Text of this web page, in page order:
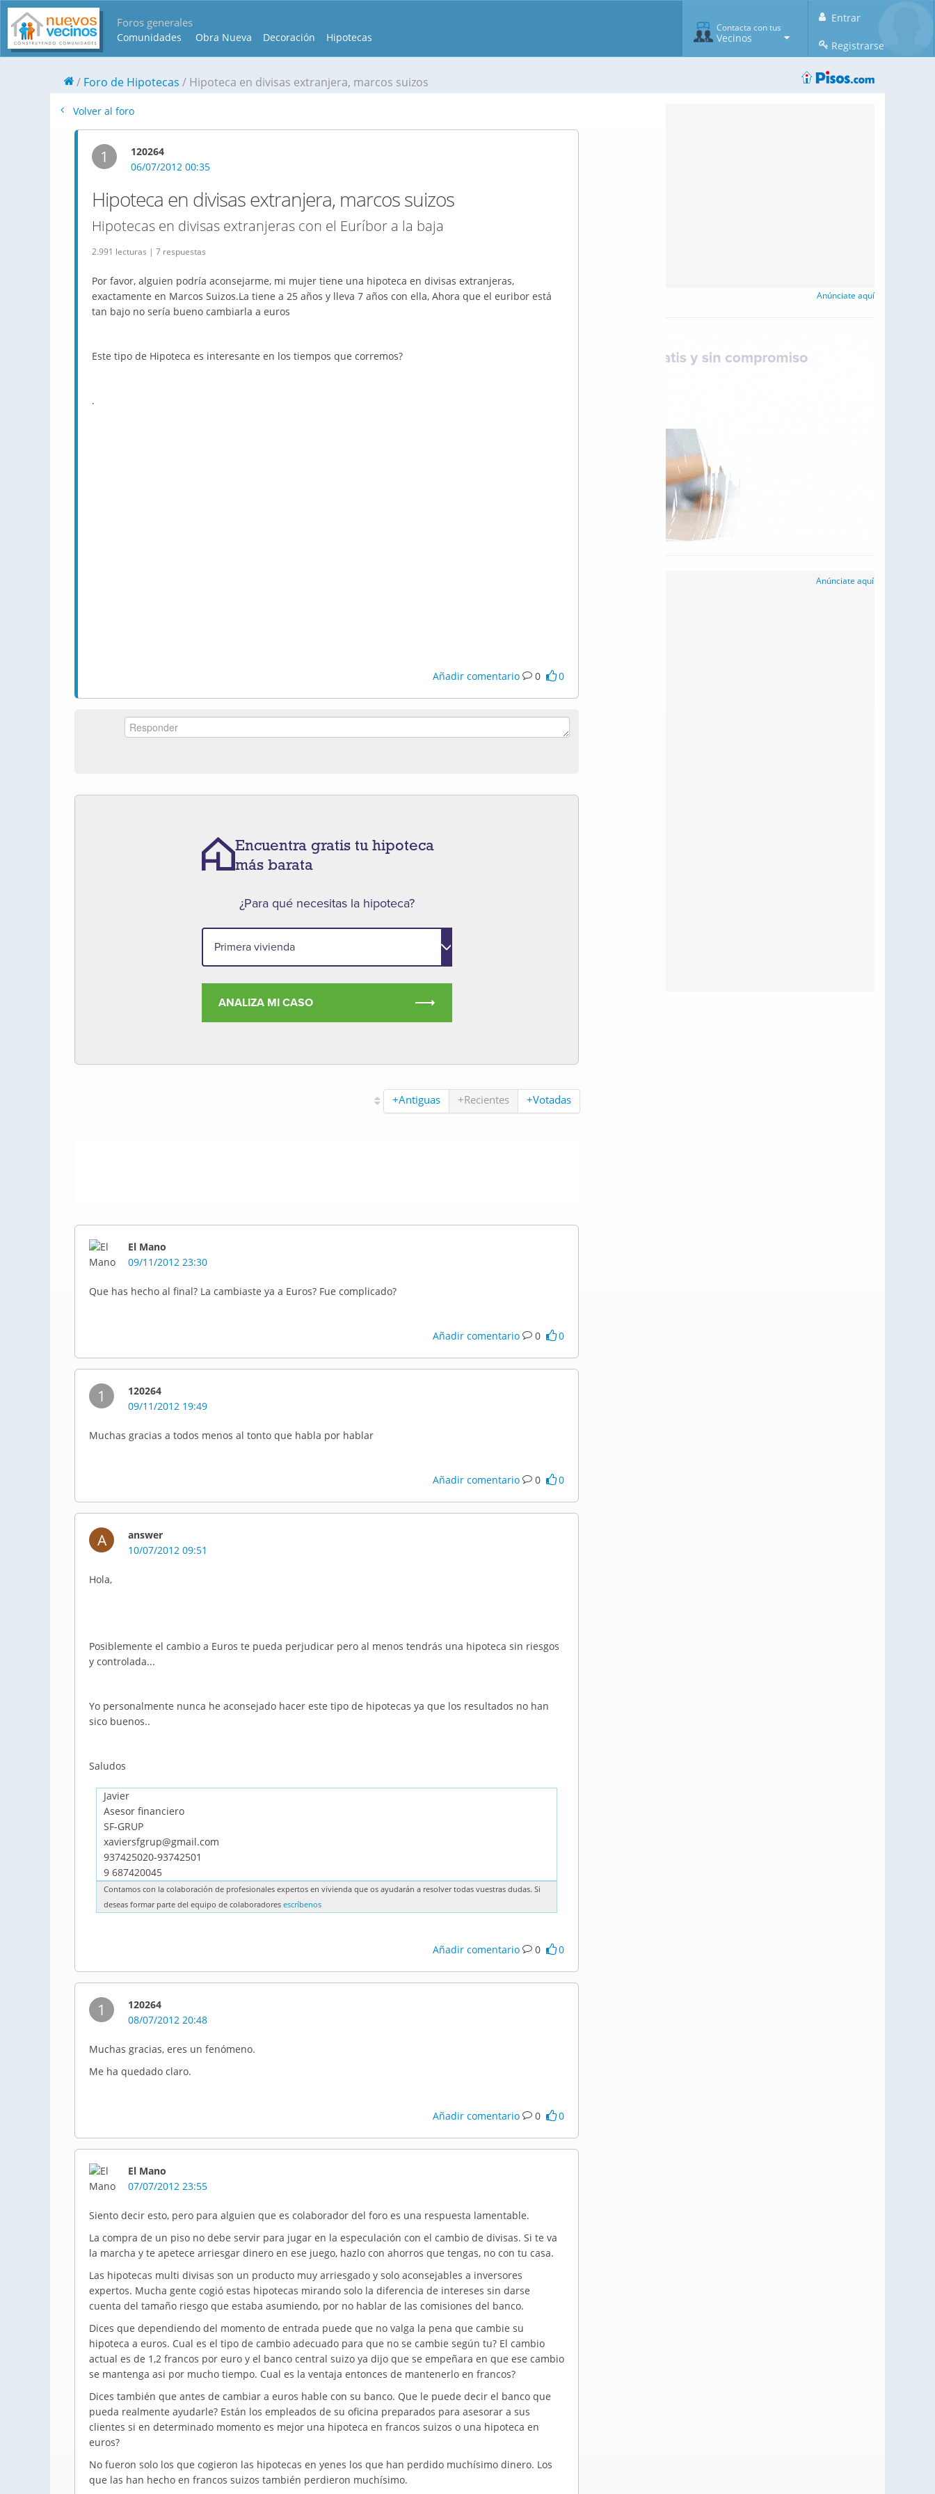
Foros generales
Comunidades Obra Nueva Decoración Hipotecas
Entrar
Registrarse
Contacta con tus
Vecinos
Foro de Hipotecas Hipoteca en divisas extranjera, marcos suizos
Volver al foro
1
120264
06/07/2012 00:35
Hipoteca en divisas extranjera, marcos suizos
Hipotecas en divisas extranjeras con el Euríbor a la baja
2.991 lecturas | 7 respuestas
Por favor, alguien podría aconsejarme, mi mujer tiene una hipoteca en divisas extranjeras,
exactamente en Marcos Suizos.La tiene a 25 años y lleva 7 años con ella, Ahora que el euribor está
tan bajo no sería bueno cambiarla a euros
Este tipo de Hipoteca es interesante en los tiempos que corremos?
.
Añadir comentario 0 0
Encuentra gratis tu hipoteca
más barata
¿Para qué necesitas la hipoteca?
ANALIZA MI CASO
+Antiguas +Recientes +Votadas
El Mano
09/11/2012 23:30
Que has hecho al final? La cambiaste ya a Euros? Fue complicado?
Añadir comentario 0 0
1
120264
09/11/2012 19:49
Muchas gracias a todos menos al tonto que habla por hablar
Añadir comentario 0 0
A
answer
10/07/2012 09:51
Hola,
Posiblemente el cambio a Euros te pueda perjudicar pero al menos tendrás una hipoteca sin riesgos
y controlada...
Yo personalmente nunca he aconsejado hacer este tipo de hipotecas ya que los resultados no han
sico buenos..
Saludos
Javier
Asesor financiero
SF-GRUP
xaviersfgrup@gmail.com
937425020-93742501
9 687420045
Contamos con la colaboración de profesionales expertos en vivienda que os ayudarán a resolver todas vuestras dudas. Si
deseas formar parte del equipo de colaboradores escríbenos
Añadir comentario 0 0
1
120264
08/07/2012 20:48
Muchas gracias, eres un fenómeno.
Me ha quedado claro.
Añadir comentario 0 0
El Mano
07/07/2012 23:55
Siento decir esto, pero para alguien que es colaborador del foro es una respuesta lamentable.
La compra de un piso no debe servir para jugar en la especulación con el cambio de divisas. Si te va
la marcha y te apetece arriesgar dinero en ese juego, hazlo con ahorros que tengas, no con tu casa.
Las hipotecas multi divisas son un producto muy arriesgado y solo aconsejables a inversores
expertos. Mucha gente cogió estas hipotecas mirando solo la diferencia de intereses sin darse
cuenta del tamaño riesgo que estaba asumiendo, por no hablar de las comisiones del banco.
Dices que dependiendo del momento de entrada puede que no valga la pena que cambie su
hipoteca a euros. Cual es el tipo de cambio adecuado para que no se cambie según tu? El cambio
actual es de 1,2 francos por euro y el banco central suizo ya dijo que se empeñara en que ese cambio
se mantenga asi por mucho tiempo. Cual es la ventaja entonces de mantenerlo en francos?
Dices también que antes de cambiar a euros hable con su banco. Que le puede decir el banco que
pueda realmente ayudarle? Están los empleados de su oficina preparados para asesorar a sus
clientes si en determinado momento es mejor una hipoteca en francos suizos o una hipoteca en
euros?
No fueron solo los que cogieron las hipotecas en yenes los que han perdido muchísimo dinero. Los
que las han hecho en francos suizos también perdieron muchísimo.
Anúnciate aquí
Anúnciate aquí